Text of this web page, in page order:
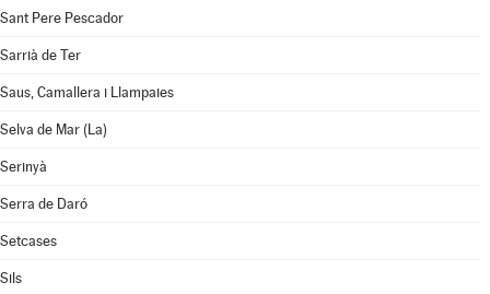
Sant Pere Pescador
Sarrià de Ter
Saus, Camallera i Llampaies
Selva de Mar (La)
Serinyà
Serra de Daró
Setcases
Sils